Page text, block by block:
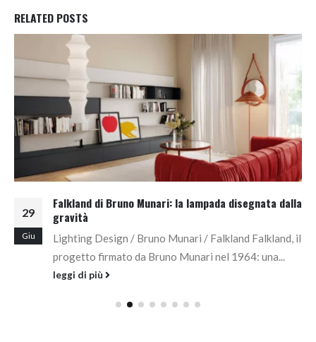
RELATED POSTS
29
Giu
Falkland di Bruno Munari: la lampada disegnata dalla
gravità
Lighting Design / Bruno Munari / Falkland Falkland, il
progetto firmato da Bruno Munari nel 1964: una...
leggi di più